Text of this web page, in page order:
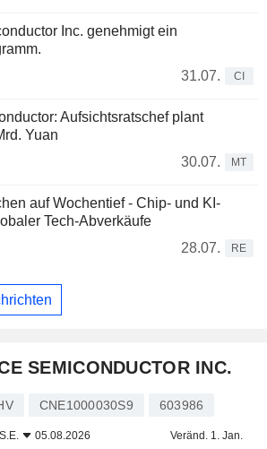
Inc. genehmigt ein
31.07.
CI
Aufsichtsratschef plant
Yuan
30.07.
MT
auf Wochentief - Chip- und KI-
Tech-Abverkäufe
28.07.
RE
SEMICONDUCTOR INC.
CNE1000030S9 603986
05.08.2026 Veränd. 1. Jan.